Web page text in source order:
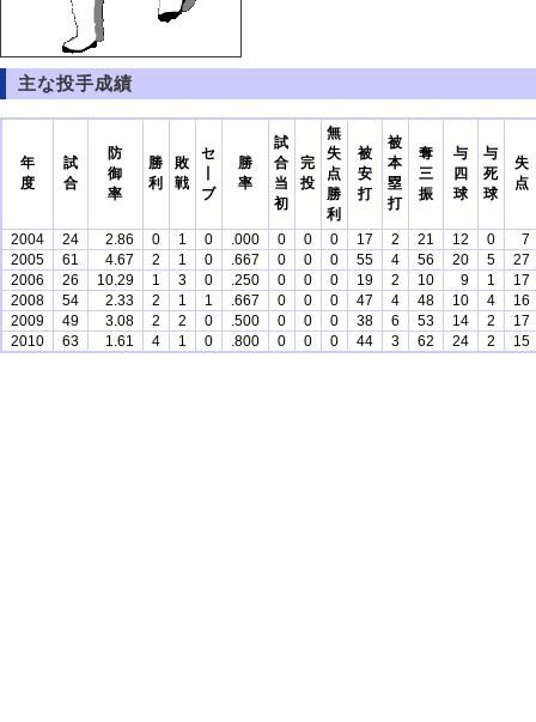
主な投手成績
年
度
試
合
防
御
率
勝
利
敗
戦
セ
ブ
勝
率
試
合
当
初
完
投
無
失
点
勝
利
被
安
打
被
本
塁
打
奪
三
振
与
四
球
与
死
球
失
点
2004 24 2.86 0 1 0 .000 0 0 0 17 2 21 12 0
7
2005
61 4.67 2 1 0 .667 0 0 0 55 4 56 20 5
27
2006
26 10.29 1 3 0 .250 0 0 0 19 2 10 9 1
17
2008
54 2.33 2 1 1 .667 0 0 0 47 4 48 10 4
16
2009
49 3.08 2 2 0 .500 0 0 0 38 6 53 14 2
17
2010
63 1.61 4 1 0 .800 0 0 0 44 3 62 24 2 15